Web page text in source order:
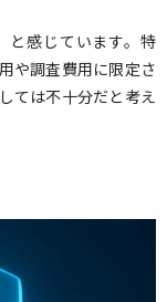
と感じています。特
や調査費用に限定さ
ては不十分だと考え